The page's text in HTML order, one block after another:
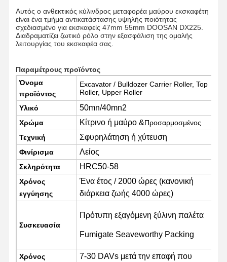
Αυτός ο ανθεκτικός κύλινδρος μεταφορέα μαύρου εκσκαφέτη
είναι ένα τμήμα αντικατάστασης υψηλής ποιότητας
σχεδιασμένο για εκσκαφείς 47mm 55mm DOOSAN DX225.
Διαδραματίζει ζωτικό ρόλο στην εξασφάλιση της ομαλής
λειτουργίας του εκσκαφέα σας.
Παραμέτρους προϊόντος
Όνομα
προϊόντος
Excavator / Bulldozer Carrier Roller, Top
Roller, Upper Roller
Υλικό
50mn/40mn2
Χρώμα Κίτρινο ή μαύρο &Προσαρμοσμένος
Τεχνική
Σφυρηλάτηση ή χύτευση
Φινίρισμα Λείος
Σκληρότητα HRC50-58
Χρόνος
εγγύησης
Ένα έτος / 2000 ώρες (κανονική
διάρκεια ζωής 4000 ώρες)
Συσκευασία
Πρότυπη εξαγόμενη ξύλινη παλέτα
Fumigate Seaveworthy Packing
Χρόνος
7-30 DAVs μετά την επαφή που